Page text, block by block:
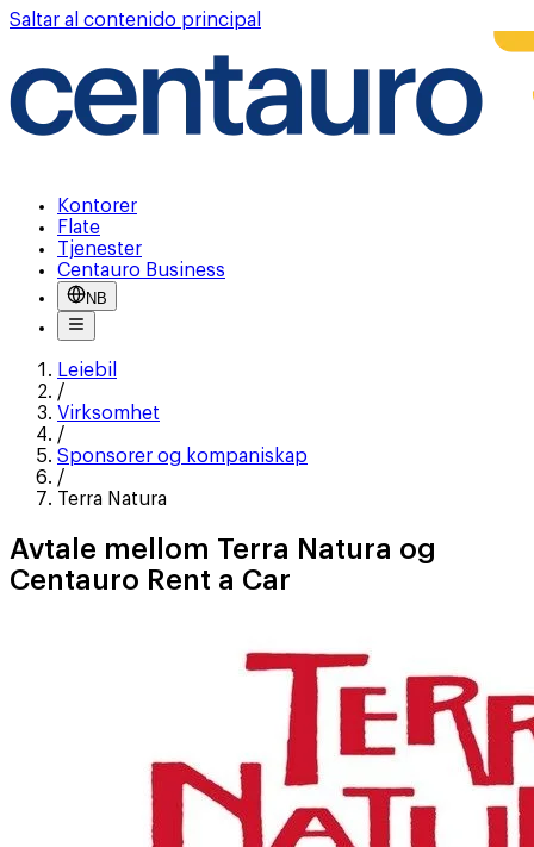
Saltar al contenido principal
Kontorer
Flate
Tjenester
Centauro Business
NB
Leiebil
/
Virksomhet
/
Sponsorer og kompaniskap
/
Terra Natura
Avtale mellom Terra Natura og
Centauro Rent a Car